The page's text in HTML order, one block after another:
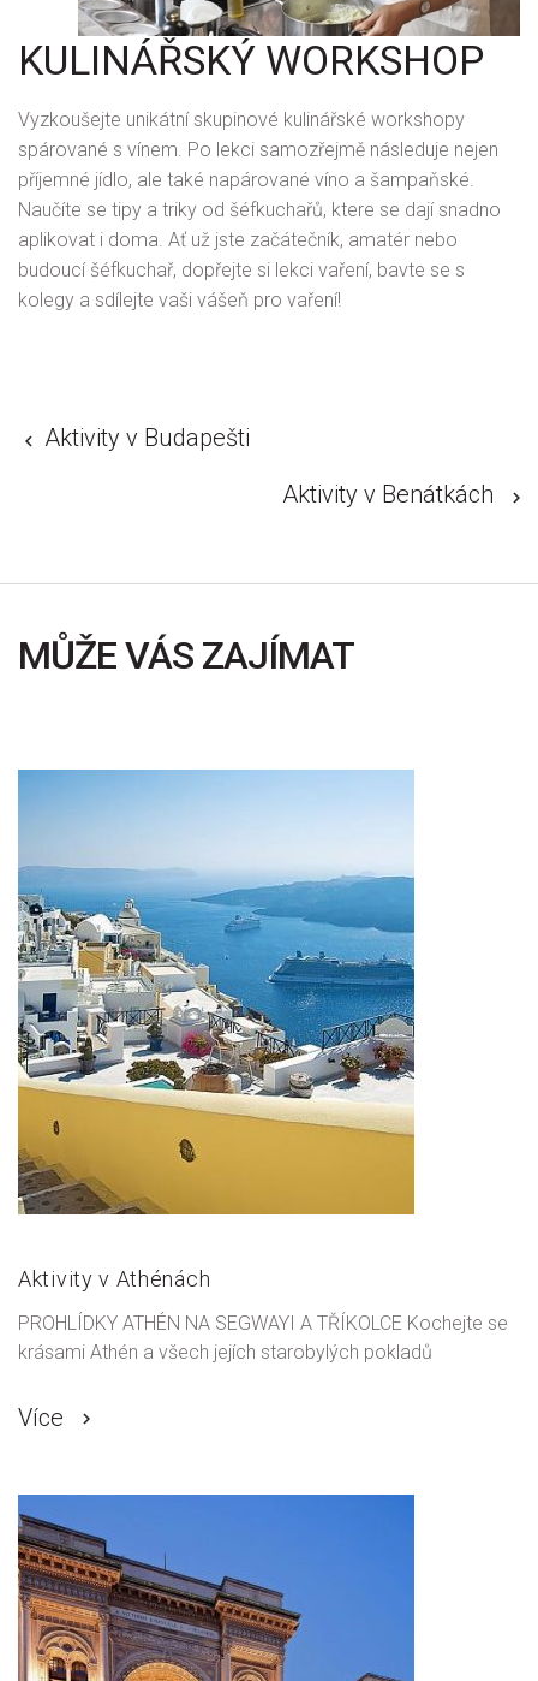
KULINÁŘSKÝ WORKSHOP
Vyzkoušejte unikátní skupinové kulinářské workshopy
spárované s vínem. Po lekci samozřejmě následuje nejen
příjemné jídlo, ale také napárované víno a šampaňské.
Naučíte se tipy a triky od šéfkuchařů, ktere se dají snadno
aplikovat i doma. Ať už jste začátečník, amatér nebo
budoucí šéfkuchař, dopřejte si lekci vaření, bavte se s
kolegy a sdílejte vaši vášeň pro vaření!
Aktivity v Budapešti
Aktivity v Benátkách
MŮŽE VÁS ZAJÍMAT
Aktivity v Athénách
PROHLÍDKY ATHÉN NA SEGWAYI A TŘÍKOLCE Kochejte se
krásami Athén a všech jejích starobylých pokladů
Více